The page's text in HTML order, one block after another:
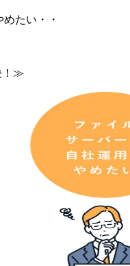
たい・・
！≫